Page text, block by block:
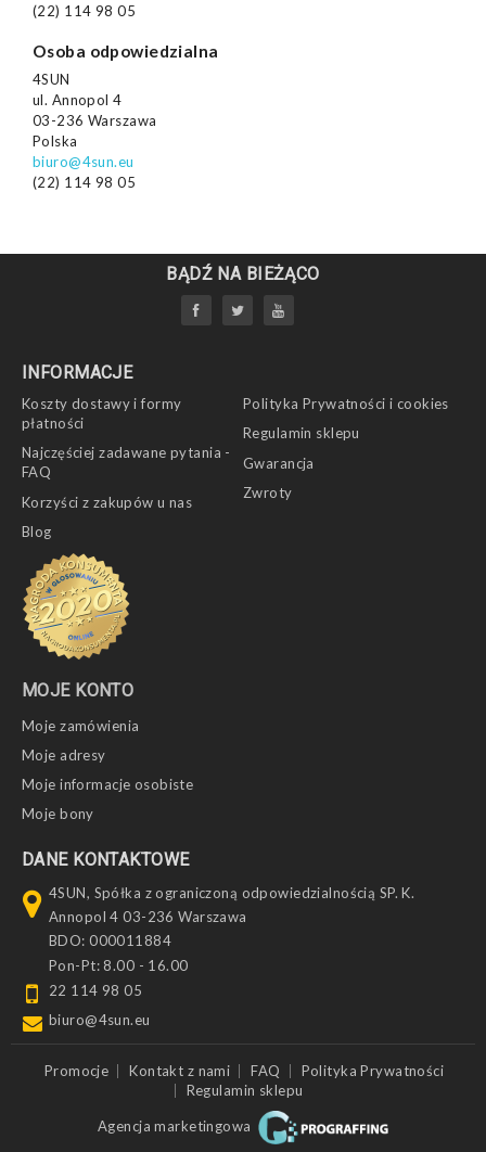
(22) 114 98 05
Osoba odpowiedzialna
4SUN
ul. Annopol 4
03-236 Warszawa
Polska
biuro@4sun.eu
(22) 114 98 05
BĄDŹ NA BIEŻĄCO
INFORMACJE
Koszty dostawy i formy
płatności
Najczęściej zadawane pytania -
FAQ
Korzyści z zakupów u nas
Blog
Polityka Prywatności i cookies
Regulamin sklepu
Gwarancja
Zwroty
MOJE KONTO
Moje zamówienia
Moje adresy
Moje informacje osobiste
Moje bony
DANE KONTAKTOWE
4SUN, Spółka z ograniczoną odpowiedzialnością SP. K.
Annopol 4 03-236 Warszawa
BDO: 000011884
Pon-Pt: 8.00 - 16.00
22 114 98 05
biuro@4sun.eu
Promocje Kontakt z nami FAQ
Polityka Prywatności
Regulamin sklepu
Agencja marketingowa